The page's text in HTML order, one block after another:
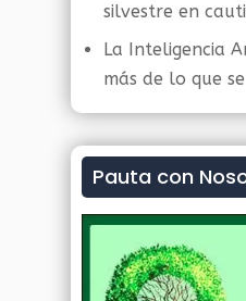
silvestre en
La Inteligencia
más de lo que
Pauta con